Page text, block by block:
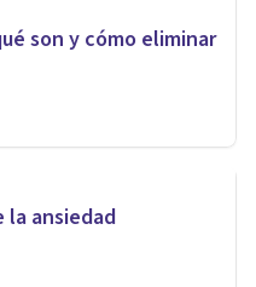
son y cómo eliminar
la ansiedad
provocar